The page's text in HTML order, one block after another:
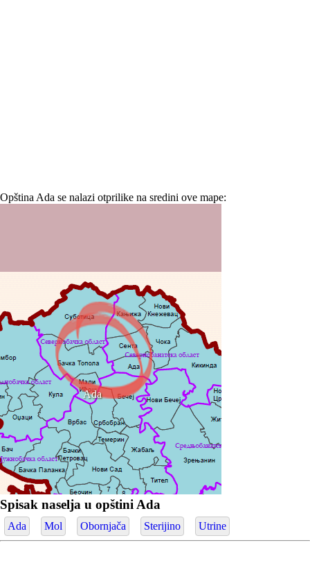
Opština Ada se nalazi otprilike na sredini ove mape:
Ada
Spisak naselja u opštini Ada
Ada Mol Obornjača Sterijino Utrine